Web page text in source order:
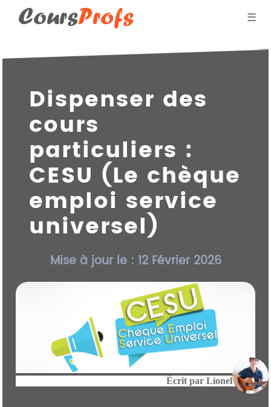
CoursProfs
Blog des professeurs
Donner des cours
☰
Dispenser des
cours
particuliers :
CESU (Le chèque
emploi service
universel)
Mise à jour le : 12 Février 2026
Écrit par Lionel